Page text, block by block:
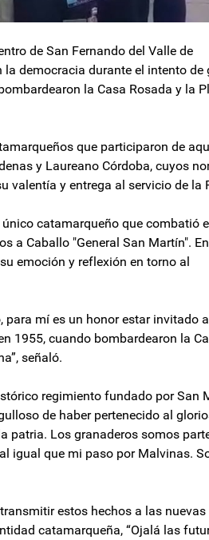
de San Fernando del Valle de
democracia durante el intento de
la Casa Rosada y la
que participaron de
y Laureano Córdoba, cuyos
valentía y entrega al servicio de la
catamarqueño que combatió
a Caballo "General San Martín". En
emoción y reflexión en torno al
para mí es un honor estar invitado
1955, cuando bombardearon la
señaló.
regimiento fundado por San
de haber pertenecido al
patria. Los granaderos somos
igual que mi paso por Malvinas.
estos hechos a las nuevas
catamarqueña, “Ojalá las